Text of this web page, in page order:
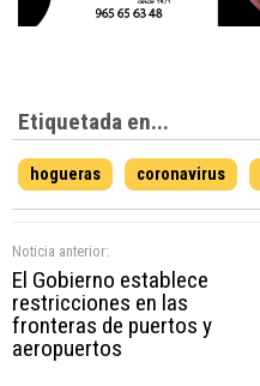
Etiquetada en...
hogueras coronavirus
Noticia anterior:
El Gobierno establece
restricciones en las
fronteras de puertos y
aeropuertos